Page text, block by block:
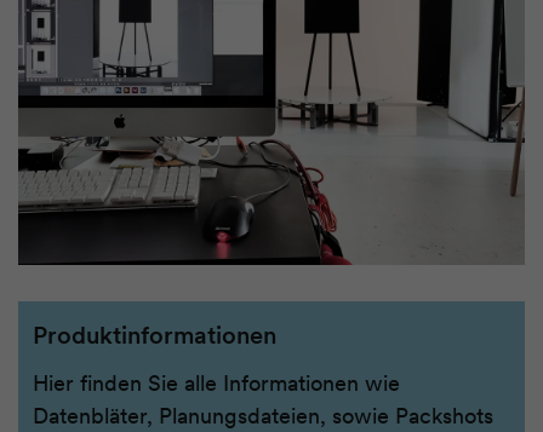
Produktinformationen
Hier finden Sie alle Infor­mationen wie
Datenbläter, Planungs­dateien, sowie Pack­shots